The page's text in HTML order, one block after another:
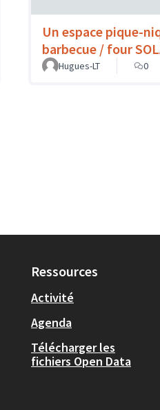
Un espace pique-
barbecue / four
Hugues-LT 0
Ressources
Activité
Agenda
Télécharger les
fichiers Open Data